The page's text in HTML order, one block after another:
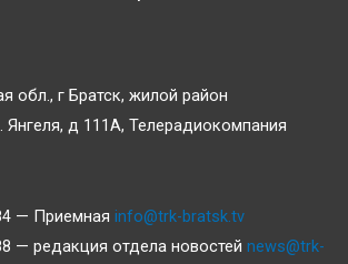
обл., г Братск, жилой район
Янгеля, д 111А, Телерадиокомпания
— Приемная info@trk-bratsk.tv
— редакция отдела новостей news@trk-